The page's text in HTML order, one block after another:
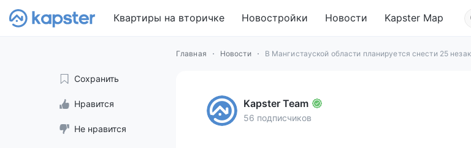
Квартиры на вторичке Новостройки Новости Kapster Map
Главная Новости В Мангистауской области планируется снести 25
Сохранить
Нравится
Не нравится
Kapster Team
56 подписчиков